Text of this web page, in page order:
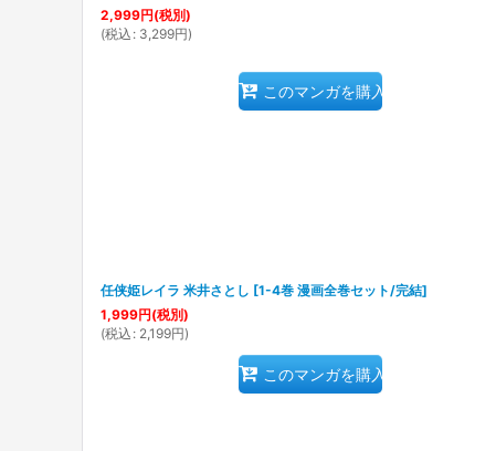
2,999円(税別)
(税込 : 3,299円)
このマンガを購入
任侠姫レイラ 米井さとし [1-4巻 漫画全巻セット/完結]
1,999円(税別)
(税込 : 2,199円)
このマンガを購入